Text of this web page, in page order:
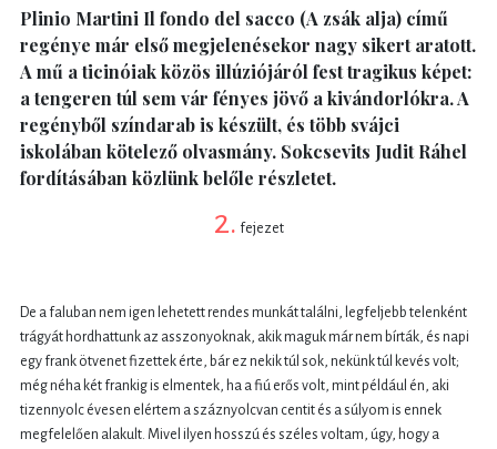
Plinio Martini Il fondo del sacco (A zsák alja) című
regénye már első megjelenésekor nagy sikert aratott.
A mű a ticinóiak közös illúziójáról fest tragikus képet:
a tengeren túl sem vár fényes jövő a kivándorlókra. A
regényből színdarab is készült, és több svájci
iskolában kötelező olvasmány. Sokcsevits Judit Ráhel
fordításában közlünk belőle részletet.
2. fejezet
De a faluban nem igen lehetett rendes munkát találni, legfeljebb telenként
trágyát hordhattunk az asszonyoknak, akik maguk már nem bírták, és napi
egy frank ötvenet fizettek érte, bár ez nekik túl sok, nekünk túl kevés volt;
még néha két frankig is elmentek, ha a fiú erős volt, mint például én, aki
tizennyolc évesen elértem a száznyolcvan centit és a súlyom is ennek
megfelelően alakult. Mivel ilyen hosszú és széles voltam, úgy, hogy a